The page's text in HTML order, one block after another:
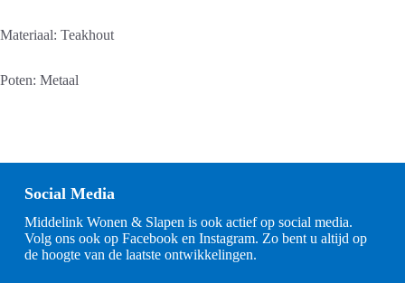
Materiaal: Teakhout
Poten: Metaal
Social Media
Middelink Wonen & Slapen is ook actief op social media.
Volg ons ook op Facebook en Instagram. Zo bent u altijd op
de hoogte van de laatste ontwikkelingen.